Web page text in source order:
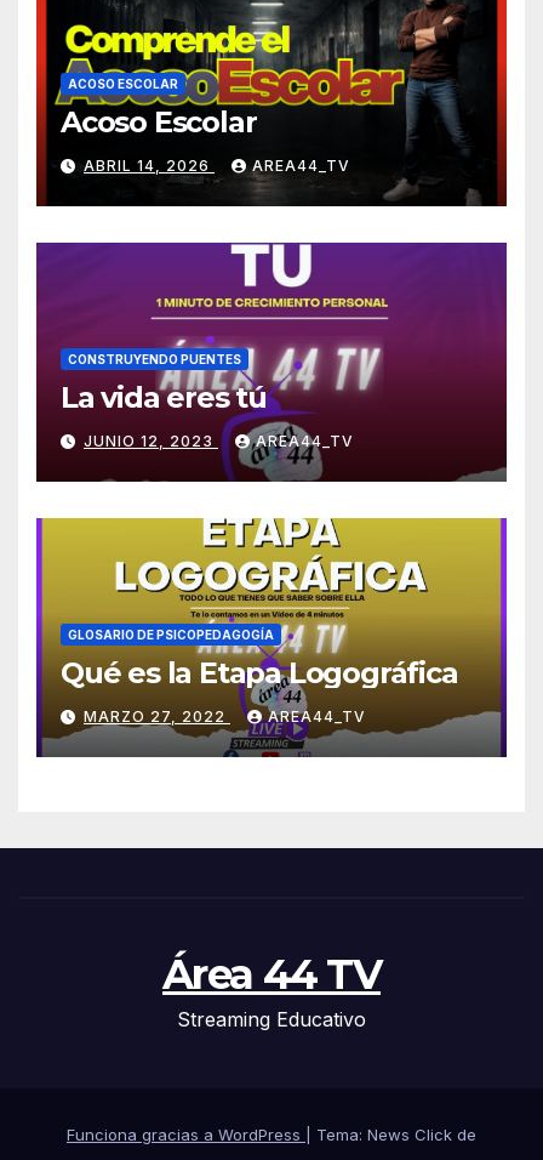
ACOSO ESCOLAR
Acoso Escolar
ABRIL 14, 2026 AREA44_TV
CONSTRUYENDO PUENTES
La vida eres tú
JUNIO 12, 2023 AREA44_TV
GLOSARIO DE PSICOPEDAGOGÍA
Qué es la Etapa Logográfica
MARZO 27, 2022 AREA44_TV
Área 44 TV
Streaming Educativo
Funciona gracias a WordPress
Tema: News Click de